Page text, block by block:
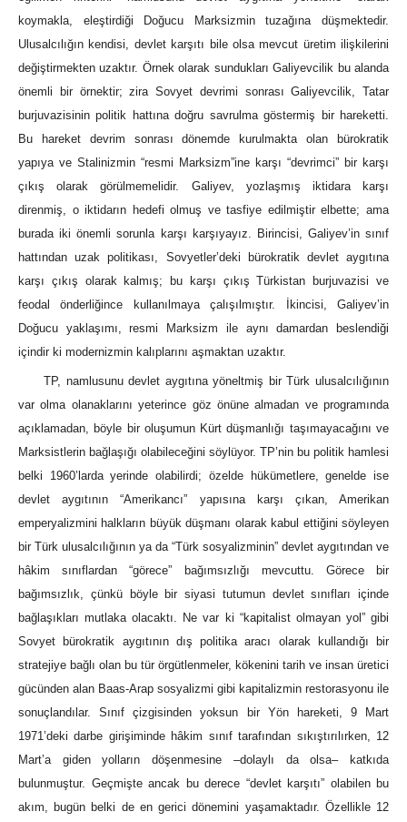
koymakla, eleştirdiği Doğucu Marksizmin tuzağına düşmektedir.
Ulusalcılığın kendisi, devlet karşıtı bile olsa mevcut üretim ilişkilerini
değiştirmekten uzaktır. Örnek olarak sundukları Galiyevcilik bu alanda
önemli bir örnektir; zira Sovyet devrimi sonrası Galiyevcilik, Tatar
burjuvazisinin politik hattına doğru savrulma göstermiş bir hareketti.
Bu hareket devrim sonrası dönemde kurulmakta olan bürokratik
yapıya ve Stalinizmin “resmi Marksizm”ine karşı “devrimci” bir karşı
çıkış olarak görülmemelidir. Galiyev, yozlaşmış iktidara karşı
direnmiş, o iktidarın hedefi olmuş ve tasfiye edilmiştir elbette; ama
burada iki önemli sorunla karşı karşıyayız. Birincisi, Galiyev’in sınıf
hattından uzak politikası, Sovyetler’deki bürokratik devlet aygıtına
karşı çıkış olarak kalmış; bu karşı çıkış Türkistan burjuvazisi ve
feodal önderliğince kullanılmaya çalışılmıştır. İkincisi, Galiyev’in
Doğucu yaklaşımı, resmi Marksizm ile aynı damardan beslendiği
içindir ki modernizmin kalıplarını aşmaktan uzaktır.
TP, namlusunu devlet aygıtına yöneltmiş bir Türk ulusalcılığının
var olma olanaklarını yeterince göz önüne almadan ve programında
açıklamadan, böyle bir oluşumun Kürt düşmanlığı taşımayacağını ve
Marksistlerin bağlaşığı olabileceğini söylüyor. TP’nin bu politik hamlesi
belki 1960’larda yerinde olabilirdi; özelde hükümetlere, genelde ise
devlet aygıtının “Amerikancı” yapısına karşı çıkan, Amerikan
emperyalizmini halkların büyük düşmanı olarak kabul ettiğini söyleyen
bir Türk ulusalcılığının ya da “Türk sosyalizminin” devlet aygıtından ve
hâkim sınıflardan “görece” bağımsızlığı mevcuttu. Görece bir
bağımsızlık, çünkü böyle bir siyasi tutumun devlet sınıfları içinde
bağlaşıkları mutlaka olacaktı. Ne var ki “kapitalist olmayan yol” gibi
Sovyet bürokratik aygıtının dış politika aracı olarak kullandığı bir
stratejiye bağlı olan bu tür örgütlenmeler, kökenini tarih ve insan üretici
gücünden alan Baas-Arap sosyalizmi gibi kapitalizmin restorasyonu ile
sonuçlandılar. Sınıf çizgisinden yoksun bir Yön hareketi, 9 Mart
1971’deki darbe girişiminde hâkim sınıf tarafından sıkıştırılırken, 12
Mart’a giden yolların döşenmesine –dolaylı da olsa– katkıda
bulunmuştur. Geçmişte ancak bu derece “devlet karşıtı” olabilen bu
akım, bugün belki de en gerici dönemini yaşamaktadır. Özellikle 12